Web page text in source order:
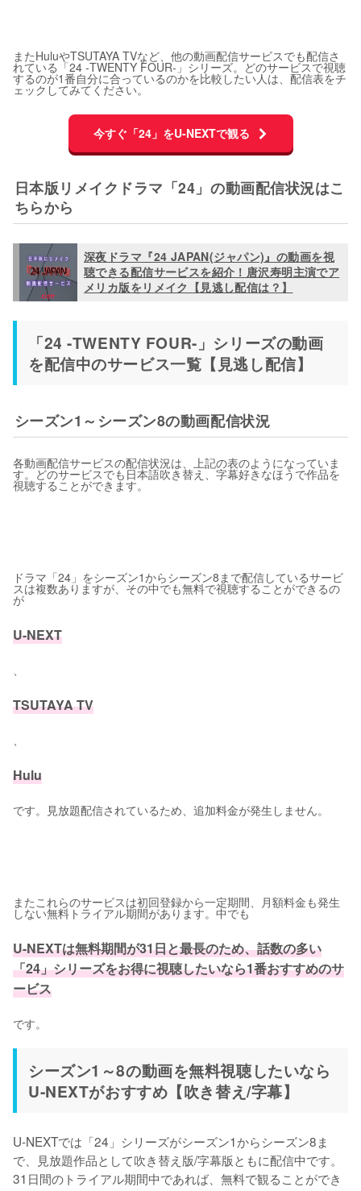
またHuluやTSUTAYA TVなど、他の動画配信サービスでも配信さ
れている「24 -TWENTY FOUR-」シリーズ。どのサービスで視聴
するのが1番自分に合っているのかを比較したい人は、配信表をチ
ェックしてみてください。
今すぐ「24」をU-NEXTで観る
日本版リメイクドラマ「24」の動画配信状況はこ
ちらから
深夜ドラマ『24 JAPAN(ジャパン)』の動画を視
聴できる配信サービスを紹介！唐沢寿明主演でア
メリカ版をリメイク【見逃し配信は？】
「24 -TWENTY FOUR-」シリーズの動画
を配信中のサービス一覧【見逃し配信】
シーズン1～シーズン8の動画配信状況
各動画配信サービスの配信状況は、上記の表のようになっていま
す。どのサービスでも日本語吹き替え、字幕好きなほうで作品を
視聴することができます。
ドラマ「24」をシーズン1からシーズン8まで配信しているサービ
スは複数ありますが、その中でも無料で視聴することができるの
が
U-NEXT
TSUTAYA TV
Hulu
です。見放題配信されているため、追加料金が発生しません。
またこれらのサービスは初回登録から一定期間、月額料金も発生
しない無料トライアル期間があります。中でも
U-NEXTは無料期間が31日と最長のため、話数の多い
「24」シリーズをお得に視聴したいなら1番おすすめのサ
ービス
です。
シーズン1～8の動画を無料視聴したいなら
U-NEXTがおすすめ【吹き替え/字幕】
U-NEXTでは「24」シリーズがシーズン1からシーズン8ま
で、見放題作品として吹き替え版/字幕版ともに配信中です。
31日間のトライアル期間中であれば、無料で観ることができ